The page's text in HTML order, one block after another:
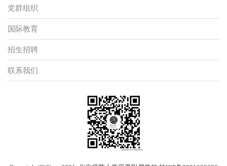
党群组织
国际教育
招生招聘
联系我们